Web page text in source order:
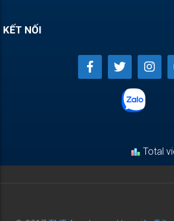
KẾT NỐI
Total